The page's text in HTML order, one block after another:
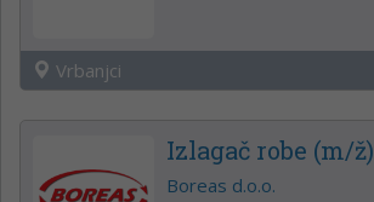
Vrbanjci
Izlagač robe (m/ž)
Boreas d.o.o.